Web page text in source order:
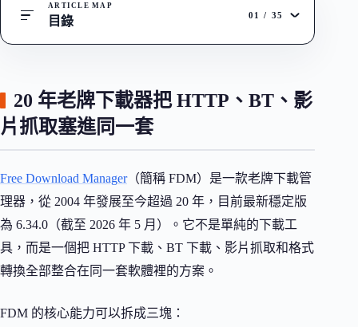
ARTICLE MAP
目錄 01 / 35
20 年老牌下載器把 HTTP、BT、影
片抓取塞進同一套
Free Download Manager（簡稱 FDM）是一款老牌下載管
理器，從 2004 年發展至今超過 20 年，目前最新穩定版
為 6.34.0（截至 2026 年 5 月）。它不是單純的下載工
具，而是一個把 HTTP 下載、BT 下載、影片抓取和格式
轉換全部整合在同一套軟體裡的方案。
FDM 的核心能力可以拆成三塊：